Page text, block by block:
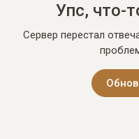
Упс, что-
Сервер перестал